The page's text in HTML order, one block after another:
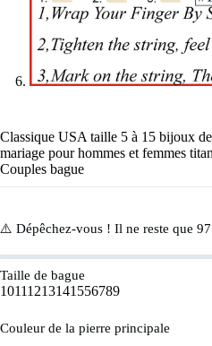
Classique USA taille 5 à 15 bijoux
mariage pour hommes et femmes
Couples bague
⚠️ Dépêchez-vous ! Il ne reste que 97
Taille de bague
10111213141556789
Couleur de la pierre principale